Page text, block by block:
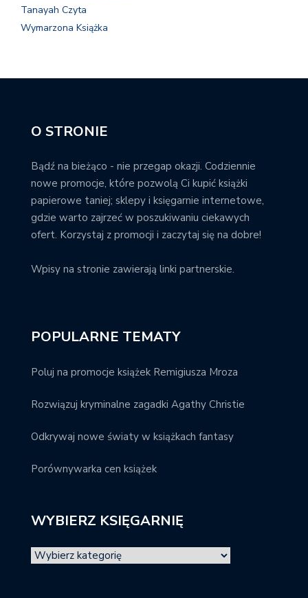
Tanayah Czyta
Wymarzona Książka
O STRONIE
Bądź na bieżąco - nie przegap okazji. Codziennie
nowe promocje, które pozwolą Ci kupić książki
papierowe taniej; sklepy i księgarnie internetowe,
gdzie warto zajrzeć w poszukiwaniu ciekawych
ofert. Korzystaj z promocji i zaczytaj się na dobre!
Wpisy na stronie zawierają linki partnerskie.
POPULARNE TEMATY
Poluj na promocje książek Remigiusza Mroza
Rozwiązuj kryminalne zagadki Agathy Christie
Odkrywaj nowe światy w książkach fantasy
Porównywarka cen książek
WYBIERZ KSIĘGARNIĘ